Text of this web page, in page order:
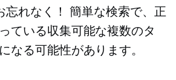
忘れなく！ 簡単な検索で、正
ている収集可能な複数のタ
なる可能性があります。